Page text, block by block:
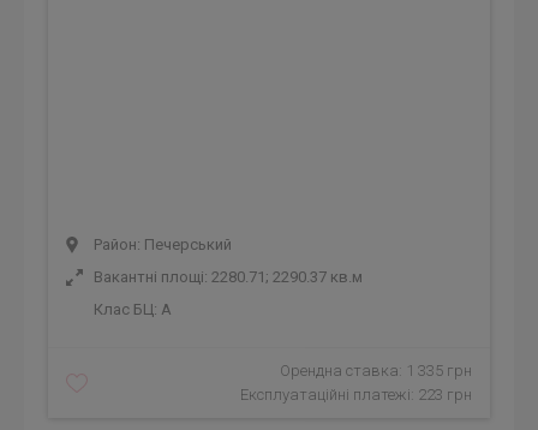
Район: Печерський
Вакантні площі: 2280.71; 2290.37 кв.м
Клас БЦ: A
Орендна ставка: 1 335 грн
Експлуатаційні платежі: 223 грн